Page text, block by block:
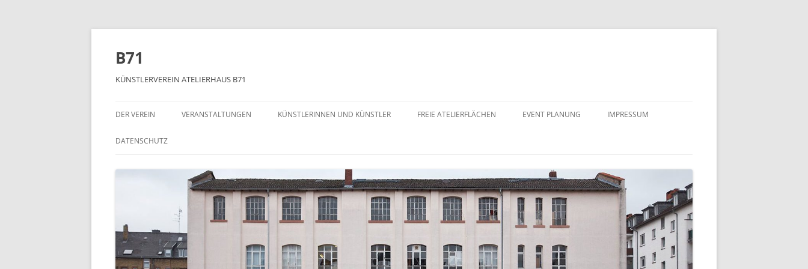
Zum
B71
KÜNSTLERVEREIN ATELIERHAUS B71
DER VEREIN VERANSTALTUNGEN KÜNSTLERINNEN UND KÜNSTLER FREIE ATELIERFLÄCHEN EVENT PLANUNG IMPRESSUM
DATENSCHUTZ